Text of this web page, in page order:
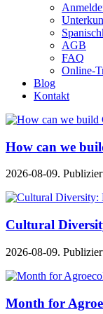
AGB
FAQ
Online-
Blog
Kontakt
How can we
2026-08-09.
Cultural
2026-08-09.
Month for